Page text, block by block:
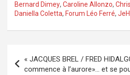
Bernard Dimey, Caroline Allonzo,
Daniella Coletta, Forum Léo Ferré,
de
« JACQUES BREL / FRED
commence à l’aurore»… et se